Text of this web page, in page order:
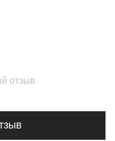
отзыв